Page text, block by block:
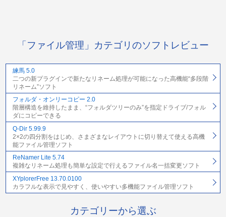
「ファイル管理」カテゴリのソフトレビュー
練馬 5.0
二つの新プラグインで新たなリネーム処理が可能になった高機能“多段階
リネーム”ソフト
フォルダ・オンリーコピー 2.0
階層構造を維持したまま、“フォルダツリーのみ”を指定ドライブ/フォル
ダにコピーできる
Q-Dir 5.99.9
2×2の四分割をはじめ、さまざまなレイアウトに切り替えて使える高機
能ファイル管理ソフト
ReNamer Lite 5.74
複雑なリネーム処理も簡単な設定で行えるファイル名一括変更ソフト
XYplorerFree 13.70.0100
カラフルな表示で見やすく、使いやすい多機能ファイル管理ソフト
カテゴリーから選ぶ